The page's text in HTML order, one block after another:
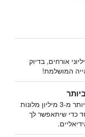
אורחים, בדיוק
המושלמת!
HotelsCombined הוא מקור ליותר מ-3 מיליון מלונות
כדי שיתאפשר לך